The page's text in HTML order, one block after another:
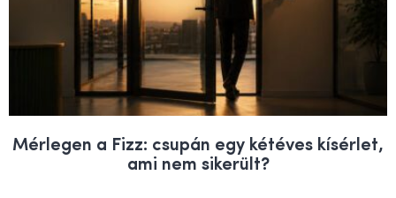
Mérlegen a Fizz: csupán egy kétéves kísérlet,
ami nem sikerült?